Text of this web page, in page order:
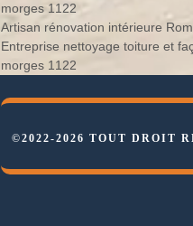
morges 1122
Artisan rénovation intérieure
Entreprise nettoyage toiture et
morges 1122
©2022-2026 TOUT DROIT